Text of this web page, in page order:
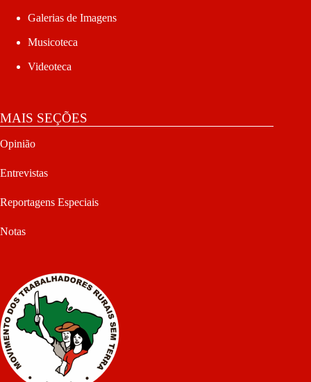
Galerias de Imagens
Musicoteca
Videoteca
MAIS SEÇÕES
Opinião
Entrevistas
Reportagens Especiais
Notas